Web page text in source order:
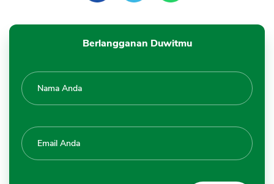
Berlangganan Duwitmu